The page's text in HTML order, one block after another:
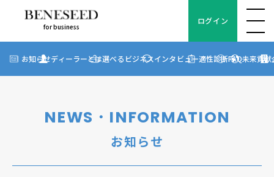
for business
お知らせ
ディーラーとは
for business
ログイン
お知らせディーラーとは選べるビジネスインタビュー適性診断
? FAQ未来貢献
NEWS・INFORMATION
お知らせ